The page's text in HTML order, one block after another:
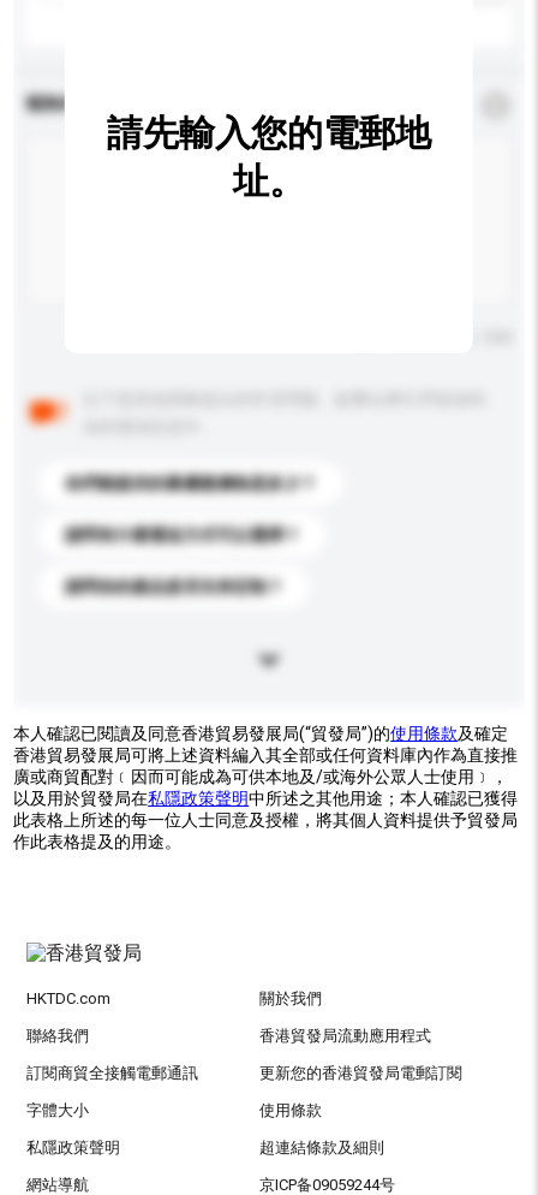
查詢內容
你們能提供的最優惠價格是多少？
請問有什麼運送方式可以選擇？
請問你的產品是否支持定制？
請先輸入您的電郵地
址。
本人確認已閱讀及同意香港貿易發展局(“貿發局”)的使用條款及確定
香港貿易發展局可將上述資料編入其全部或任何資料庫內作為直接推
廣或商貿配對﹝因而可能成為可供本地及/或海外公眾人士使用﹞，
以及用於貿發局在私隱政策聲明中所述之其他用途；本人確認已獲得
此表格上所述的每一位人士同意及授權，將其個人資料提供予貿發局
作此表格提及的用途。
HKTDC.com 關於我們
聯絡我們 香港貿發局流動應用程式
訂閱商貿全接觸電郵通訊 更新您的香港貿發局電郵訂閱
字體大小 使用條款
私隱政策聲明 超連結條款及細則
網站導航 京ICP备09059244号